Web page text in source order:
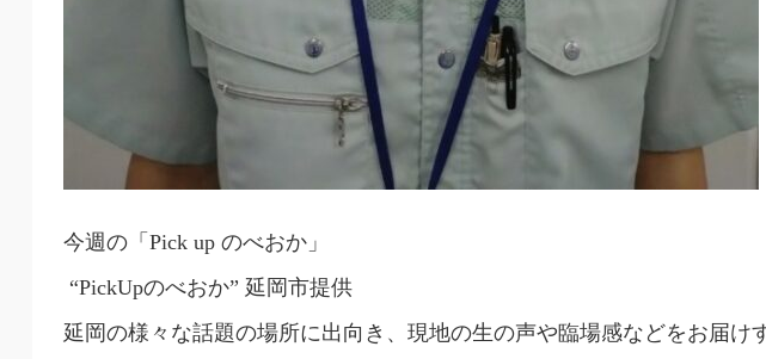
今週の「Pick up のべおか」
“PickUpのべおか” 延岡市提供
延岡の様々な話題の場所に出向き、現地の生の声や臨場感などをお届け